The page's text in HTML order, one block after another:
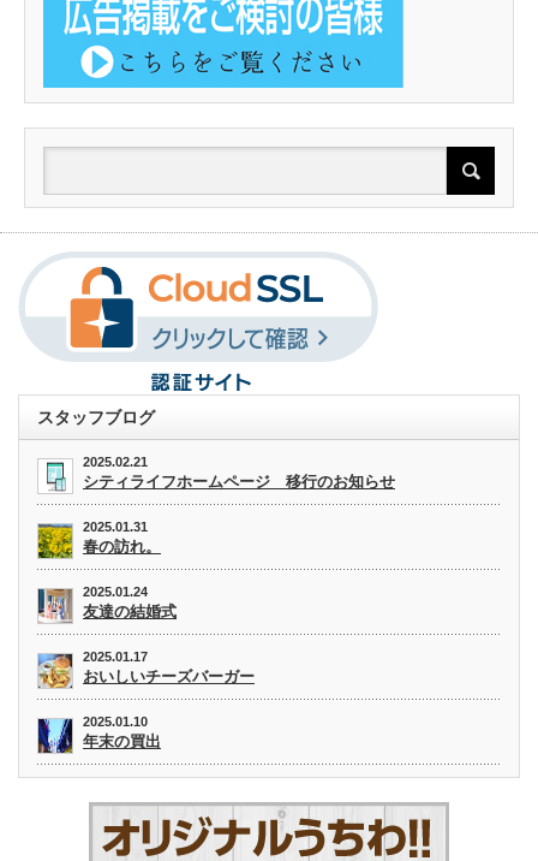
スタッフブログ
2025.02.21
シティライフホームページ 移行のお知らせ
2025.01.31
春の訪れ。
2025.01.24
友達の結婚式
2025.01.17
おいしいチーズバーガー
2025.01.10
年末の買出